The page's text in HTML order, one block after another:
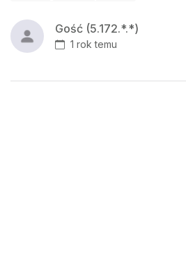
Gość (5.172.*.*)
1 rok temu